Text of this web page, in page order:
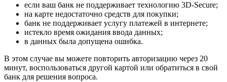
если ваш банк не поддерживает технологию 3D-Secure;
на карте недостаточно средств для покупки;
банк не поддерживает услугу платежей в интернете;
истекло время ожидания ввода данных;
в данных была допущена ошибка.
В этом случае вы можете повторить авторизацию через 20
минут, воспользоваться другой картой или обратиться в свой
банк для решения вопроса.